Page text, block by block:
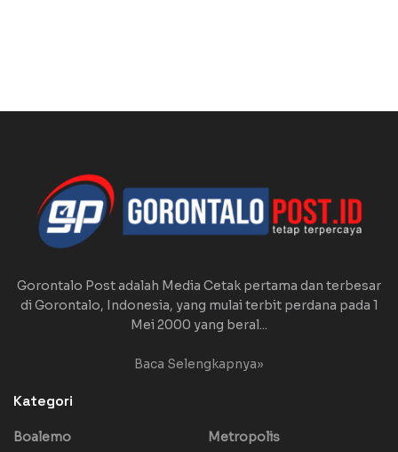
Gorontalo Post adalah Media Cetak pertama dan terbesar
di Gorontalo, Indonesia, yang mulai terbit perdana pada 1
Mei 2000 yang beral...
Baca Selengkapnya»
Kategori
Boalemo
Metropolis